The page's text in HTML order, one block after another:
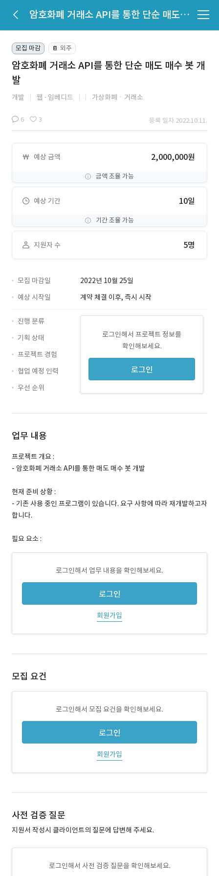
암호화폐 거래소 API를 통한 단순 매도 매수 봇 개발
모집 마감 📔 외주
암호화폐 거래소 API를 통한 단순 매도 매수 봇 개
발
개발 웹 임베디드 가상화폐ㆍ거래소
6 3 등록 일자 2022.10.11.
예상 금액 2,000,000원
금액 조율 가능
예상 기간 10일
기간 조율 가능
지원자 수 5명
모집 마감일
2022년 10월 25일
예상 시작일
계약 체결 이후, 즉시 시작
로그인해서 프로젝트 정보를
확인해보세요.
로그인
진행 분류
기획 상태
프로젝트 경험
협업 예정 인력
우선 순위
업무 내용
프로젝트 개요 :
- 암호화폐 거래소 API를 통한 매도 매수 봇 개발
현재 준비 상황 :
- 기존 사용 중인 프로그램이 있습니다. 요구 사항에 따라 재개발하고자
합니다.
필요 요소 :
로그인해서 업무 내용을 확인해보세요.
로그인
회원가입
모집 요건
로그인해서 모집 요건을 확인해보세요.
로그인
회원가입
사전 검증 질문
지원서 작성시 클라이언트의 질문에 답변해 주세요.
로그인해서 사전 검증 질문을 확인해보세요.